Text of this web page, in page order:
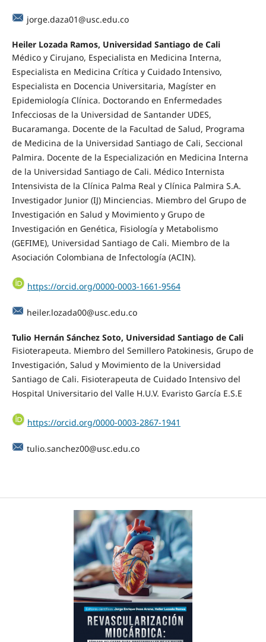
jorge.daza01@usc.edu.co
Heiler Lozada Ramos, Universidad Santiago de Cali
Médico y Cirujano, Especialista en Medicina Interna,
Especialista en Medicina Crítica y Cuidado Intensivo,
Especialista en Docencia Universitaria, Magíster en
Epidemiología Clínica. Doctorando en Enfermedades
Infecciosas de la Universidad de Santander UDES,
Bucaramanga. Docente de la Facultad de Salud, Programa
de Medicina de la Universidad Santiago de Cali, Seccional
Palmira. Docente de la Especialización en Medicina Interna
de la Universidad Santiago de Cali. Médico Internista
Intensivista de la Clínica Palma Real y Clínica Palmira S.A.
Investigador Junior (IJ) Minciencias. Miembro del Grupo de
Investigación en Salud y Movimiento y Grupo de
Investigación en Genética, Fisiología y Metabolismo
(GEFIME), Universidad Santiago de Cali. Miembro de la
Asociación Colombiana de Infectología (ACIN).
https://orcid.org/0000-0003-1661-9564
heiler.lozada00@usc.edu.co
Tulio Hernán Sánchez Soto, Universidad Santiago de Cali
Fisioterapeuta. Miembro del Semillero Patokinesis, Grupo de
Investigación, Salud y Movimiento de la Universidad
Santiago de Cali. Fisioterapeuta de Cuidado Intensivo del
Hospital Universitario del Valle H.U.V. Evaristo García E.S.E
https://orcid.org/0000-0003-2867-1941
tulio.sanchez00@usc.edu.co